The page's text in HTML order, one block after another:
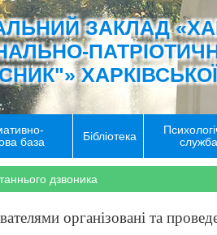
ЗАКЛАД
база
Бібліотека
служба
дзвоника
організовані та